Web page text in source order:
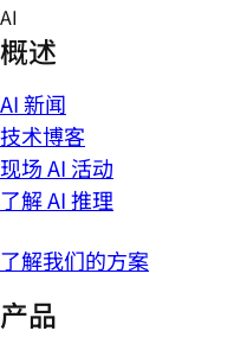
Skip
to
content
AI
概述
AI 新闻
技术博客
现场 AI 活动
了解 AI 推理
了解我们的方案
产品